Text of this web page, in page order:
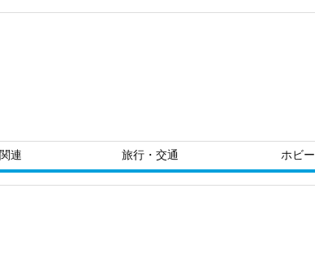
連 旅行・交通 ホビー